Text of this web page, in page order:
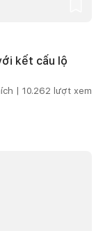
kết cấu lộ
| 10.262 lượt xem